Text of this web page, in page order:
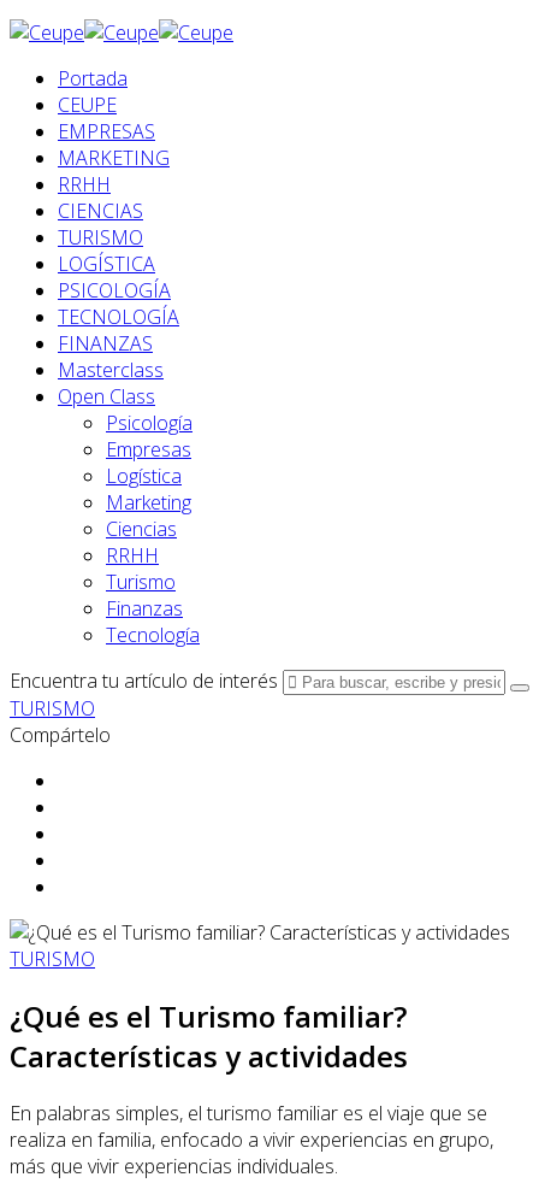
Portada
CEUPE
EMPRESAS
MARKETING
RRHH
CIENCIAS
TURISMO
LOGÍSTICA
PSICOLOGÍA
TECNOLOGÍA
FINANZAS
Masterclass
Open Class
Psicología
Empresas
Logística
Marketing
Ciencias
RRHH
Turismo
Finanzas
Tecnología
Encuentra tu artículo de interés
TURISMO
Compártelo
TURISMO
¿Qué es el Turismo familiar?
Características y actividades
En palabras simples, el turismo familiar es el viaje que se
realiza en familia, enfocado a vivir experiencias en grupo,
más que vivir experiencias individuales.